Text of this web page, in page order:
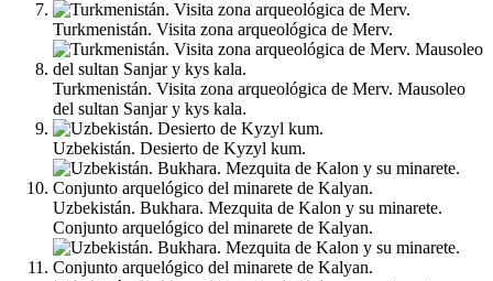
Turkmenistán. Visita zona arqueológica de Merv.
Turkmenistán. Visita zona arqueológica de Merv. Mausoleo
del sultan Sanjar y kys kala.
Uzbekistán. Desierto de Kyzyl kum.
Uzbekistán. Bukhara. Mezquita de Kalon y su minarete.
Conjunto arquelógico del minarete de Kalyan.